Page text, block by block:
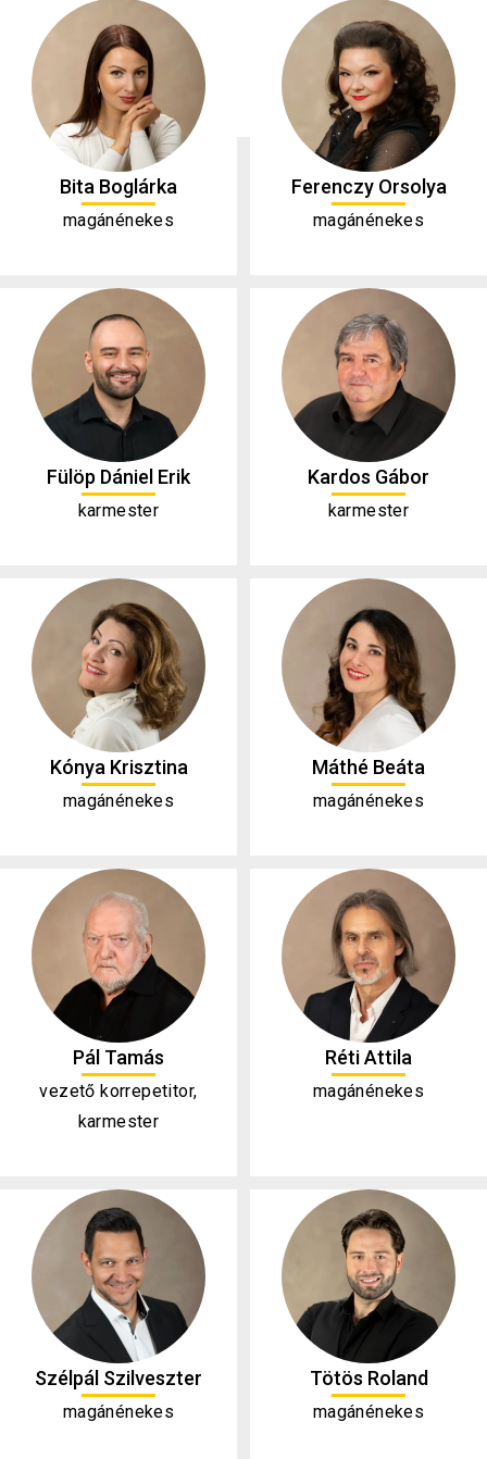
Bita Boglárka
magánénekes
Ferenczy Orsolya
magánénekes
Fülöp Dániel Erik
karmester
Kardos Gábor
karmester
Kónya Krisztina
magánénekes
Máthé Beáta
magánénekes
Pál Tamás
vezető korrepetitor,
karmester
Réti Attila
magánénekes
Szélpál Szilveszter
magánénekes
Tötös Roland
magánénekes